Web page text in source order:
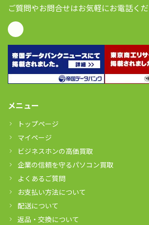
ご質問やお問合せはお気軽にお電話く
メニュー
トップページ
マイページ
ビジネスホンの高価買取
企業の信頼を守るパソコン買取
よくあるご質問
お支払い方法について
配送について
返品・交換について